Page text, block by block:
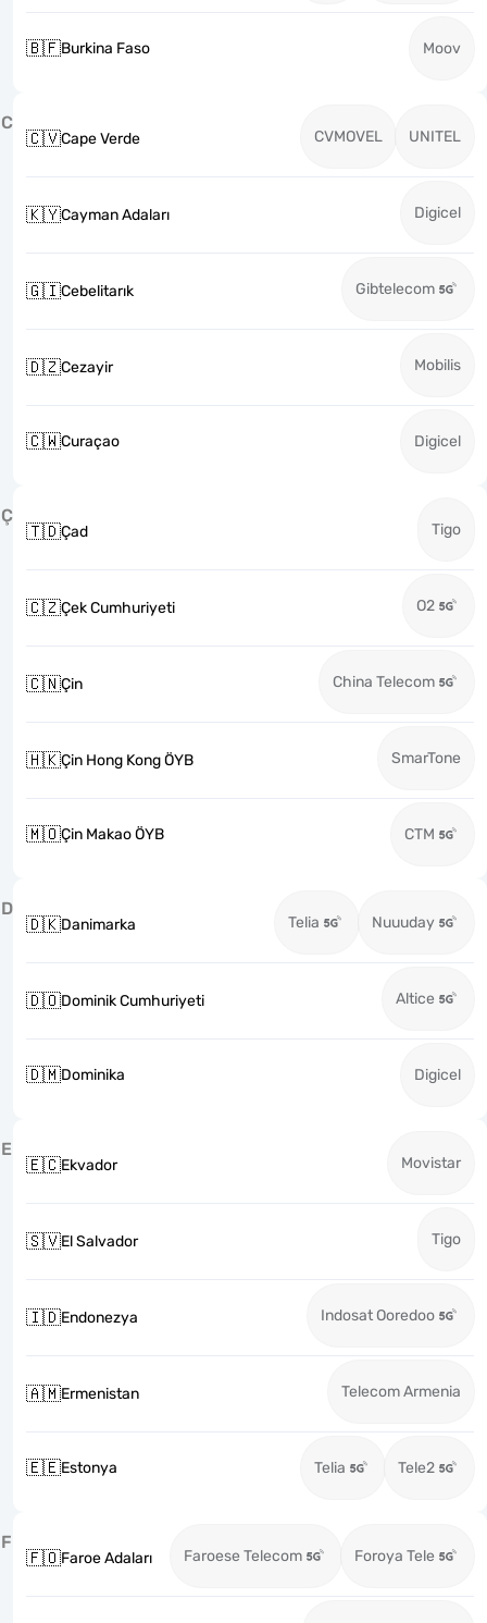
🇧🇫Burkina Faso Moov
C
🇨🇻Cape Verde CVMOVEL UNITEL
🇰🇾Cayman Adaları Digicel
🇬🇮Cebelitarık Gibtelecom
🇩🇿Cezayir Mobilis
🇨🇼Curaçao Digicel
Ç
🇹🇩Çad Tigo
🇨🇿Çek Cumhuriyeti O2
🇨🇳Çin China Telecom
🇭🇰Çin Hong Kong ÖYB SmarTone
🇲🇴Çin Makao ÖYB CTM
D
🇩🇰Danimarka Telia Nuuuday
🇩🇴Dominik Cumhuriyeti Altice
🇩🇲Dominika Digicel
E
🇪🇨Ekvador Movistar
🇸🇻El Salvador Tigo
🇮🇩Endonezya Indosat Ooredoo
🇦🇲Ermenistan Telecom Armenia
🇪🇪Estonya Telia Tele2
F
🇫🇴Faroe Adaları Faroese Telecom Foroya Tele